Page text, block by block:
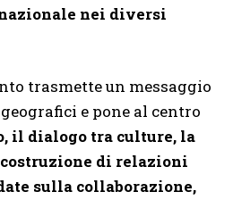
nei diversi
trasmette un messaggio
e pone al centro
il dialogo tra culture, la
di relazioni
sulla collaborazione,